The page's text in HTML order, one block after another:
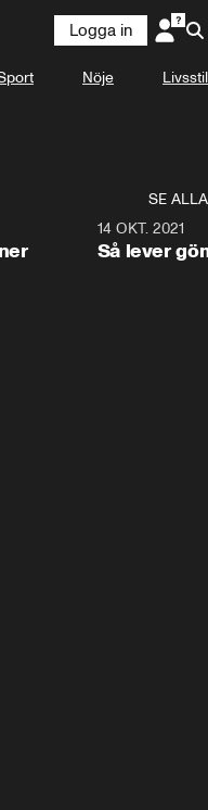
Logga in
Nöje Livsstil
SE ALLA
14 OKT. 2021
Så lever